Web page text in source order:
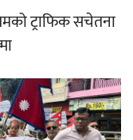
ट्राफिक सचेतना